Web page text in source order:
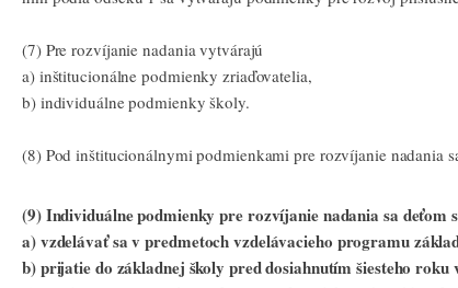
(7) Pre rozvíjanie nadania vytvárajú
a) inštitucionálne podmienky zriaďovatelia,
b) individuálne podmienky školy.
(8) Pod inštitucionálnymi podmienkami pre rozvíjanie nadania
(9) Individuálne podmienky pre rozvíjanie nadania sa
a) vzdelávať sa v predmetoch vzdelávacieho programu
b) prijatie do základnej školy pred dosiahnutím šiesteho roku